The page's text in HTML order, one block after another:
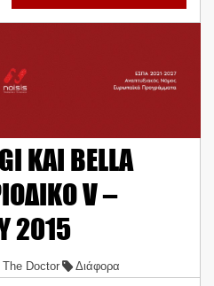
ΚΑΙ BELLA
V –
2015
The Doctor Διάφορα